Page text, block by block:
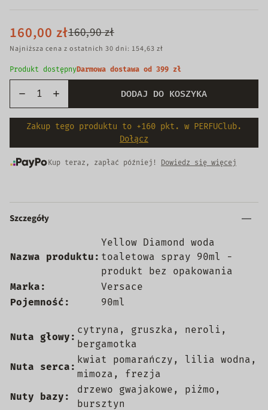
160,00 zł160,90 zł
Najniższa cena z ostatnich 30 dni: 154,63 zł
Produkt dostępnyDarmowa dostawa od 399 zł
DODAJ DO KOSZYKA
Zakup tego produktu to +160 pkt. w PERFUClub.
Dołącz
Kup teraz, zapłać później! Dowiedz się więcej
Szczegóły
Nazwa produktu:
Yellow Diamond woda
toaletowa spray 90ml -
produkt bez opakowania
Marka:
Versace
Pojemność:
90ml
Nuta głowy:
cytryna, gruszka, neroli,
bergamotka
Nuta serca:
kwiat pomarańczy, lilia wodna,
mimoza, frezja
Nuty bazy:
drzewo gwajakowe, piżmo,
bursztyn